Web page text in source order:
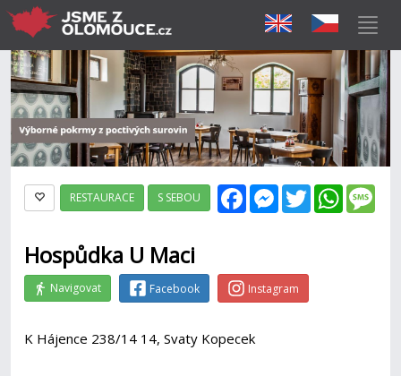
FacebookMessenger
Twitter
RESTAURACE S SEBOU
Hospůdka U Maci
Navigovat Facebook Instagram
K Hájence 238/14 14, Svaty Kopecek